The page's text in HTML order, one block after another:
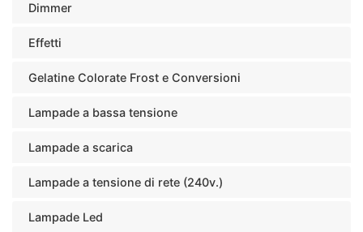
Dimmer
Effetti
Gelatine Colorate Frost e Conversioni
Lampade a bassa tensione
Lampade a scarica
Lampade a tensione di rete (240v.)
Lampade Led